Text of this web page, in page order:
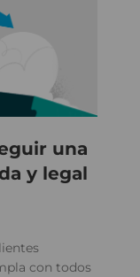
una
y legal
con todos